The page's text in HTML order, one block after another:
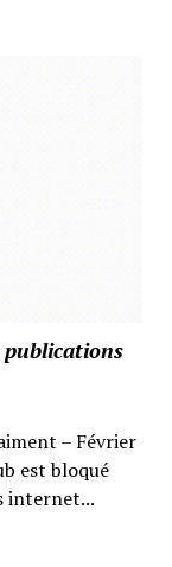
– Février
est bloqué
internet...